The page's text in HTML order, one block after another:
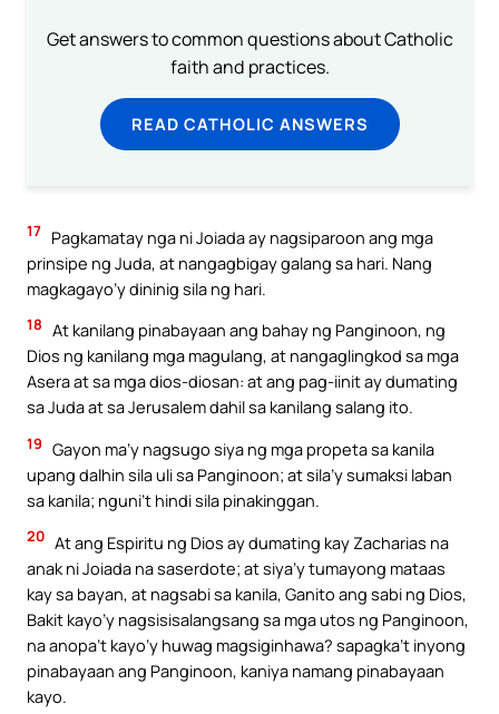
Get answers to common questions about Catholic
faith and practices.
READ CATHOLIC ANSWERS
17 Pagkamatay nga ni Joiada ay nagsiparoon ang mga
prinsipe ng Juda, at nangagbigay galang sa hari. Nang
magkagayo’y dininig sila ng hari.
18 At kanilang pinabayaan ang bahay ng Panginoon, ng
Dios ng kanilang mga magulang, at nangaglingkod sa mga
Asera at sa mga dios-diosan: at ang pag-iinit ay dumating
sa Juda at sa Jerusalem dahil sa kanilang salang ito.
19 Gayon ma’y nagsugo siya ng mga propeta sa kanila
upang dalhin sila uli sa Panginoon; at sila’y sumaksi laban
sa kanila; nguni’t hindi sila pinakinggan.
20 At ang Espiritu ng Dios ay dumating kay Zacharias na
anak ni Joiada na saserdote; at siya’y tumayong mataas
kay sa bayan, at nagsabi sa kanila, Ganito ang sabi ng Dios,
Bakit kayo’y nagsisisalangsang sa mga utos ng Panginoon,
na anopa’t kayo’y huwag magsiginhawa? sapagka’t inyong
pinabayaan ang Panginoon, kaniya namang pinabayaan
kayo.